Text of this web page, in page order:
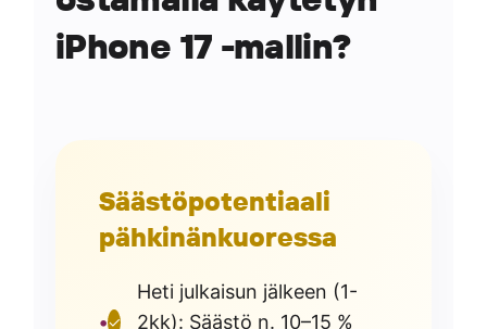
iPhone 17 -mallin?
Säästöpotentiaali
pähkinänkuoressa
✓
Heti julkaisun jälkeen (1-
2kk): Säästö n. 10–15 %